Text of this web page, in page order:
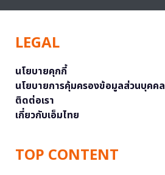
LEGAL
นโยบายคุกกี้
นโยบายการคุ้มครองข้อมูลส่วนบุคคล
ติดต่อเรา
เกี่ยวกับเอ็มไทย
TOP CONTENT